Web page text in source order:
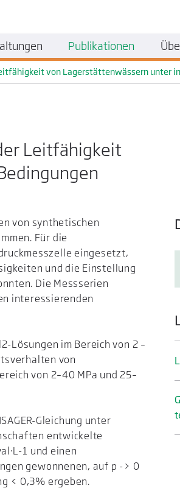
von Lagerstättenwässern unter
Leitfähigkeit
von synthetischen
Für die
eingesetzt,
und die Einstellung
Die Messserien
interessierenden
Lösungen im Bereich von 2 –
von
von 2–40 MPa und 25–
Gleichung unter
entwickelte
1 und einen
gewonnenen, auf p -> 0
< 0,3% ergeben.
Publikationen